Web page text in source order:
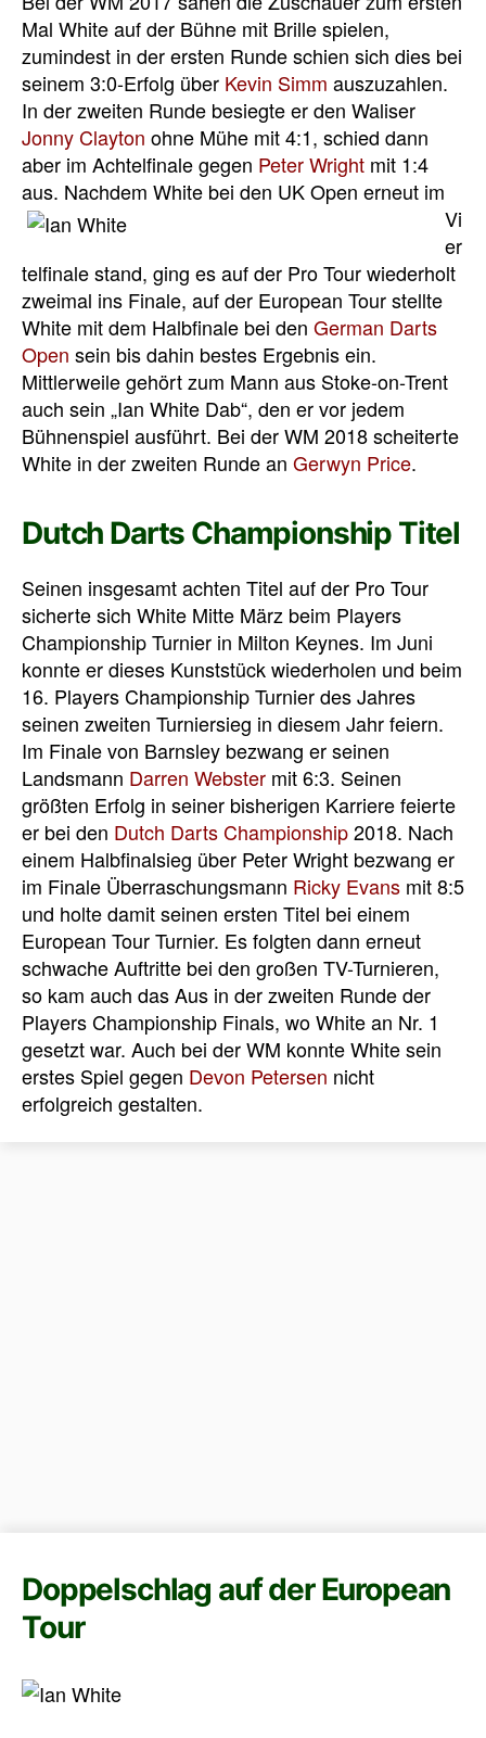
Mal White auf der Bühne mit Brille spielen,
zumindest in der ersten Runde schien sich dies bei
seinem 3:0-Erfolg über Kevin Simm auszuzahlen.
In der zweiten Runde besiegte er den Waliser
Jonny Clayton ohne Mühe mit 4:1, schied dann
aber im Achtelfinale gegen Peter Wright mit 1:4
aus. Nachdem White bei den UK Open erneut im
Vi
er
telfinale stand, ging es auf der Pro Tour wiederholt
zweimal ins Finale, auf der European Tour stellte
White mit dem Halbfinale bei den German Darts
Open sein bis dahin bestes Ergebnis ein.
Mittlerweile gehört zum Mann aus Stoke-on-Trent
auch sein „Ian White Dab“, den er vor jedem
Bühnenspiel ausführt. Bei der WM 2018 scheiterte
White in der zweiten Runde an Gerwyn Price.
Dutch Darts Championship Titel
Seinen insgesamt achten Titel auf der Pro Tour
sicherte sich White Mitte März beim Players
Championship Turnier in Milton Keynes. Im Juni
konnte er dieses Kunststück wiederholen und beim
16. Players Championship Turnier des Jahres
seinen zweiten Turniersieg in diesem Jahr feiern.
Im Finale von Barnsley bezwang er seinen
Landsmann Darren Webster mit 6:3. Seinen
größten Erfolg in seiner bisherigen Karriere feierte
er bei den Dutch Darts Championship2018. Nach
einem Halbfinalsieg über Peter Wright bezwang er
im Finale Überraschungsmann Ricky Evans mit 8:5
und holte damit seinen ersten Titel bei einem
European Tour Turnier. Es folgten dann erneut
schwache Auftritte bei den großen TV-Turnieren,
so kam auch das Aus in der zweiten Runde der
Players Championship Finals, wo White an Nr. 1
gesetzt war. Auch bei der WM konnte White sein
erstes Spiel gegen Devon Petersen nicht
erfolgreich gestalten.
Doppelschlag auf der European
Tour